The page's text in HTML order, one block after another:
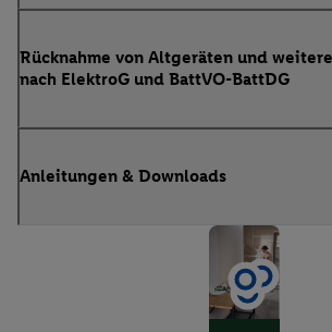
Rücknahme von Altgeräten und
nach ElektroG und BattVO-BattDG
Anleitungen & Downloads